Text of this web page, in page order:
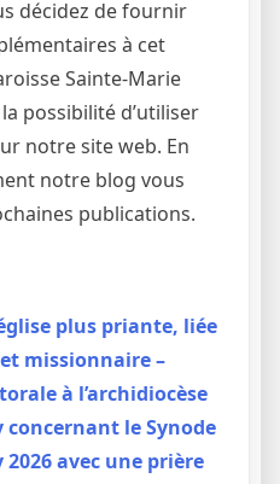
décidez de fournir
à cet
Sainte-Marie
possibilité d’utiliser
notre site web. En
notre blog vous
publications.
plus priante, liée
missionnaire –
à l’archidiocèse
concernant le Synode
2026 avec une prière